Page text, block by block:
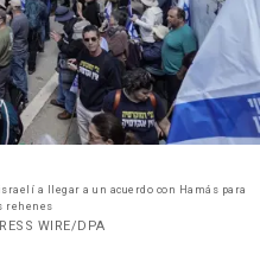
a llegar a un acuerdo con Hamás para
rehenes
WIRE/DPA